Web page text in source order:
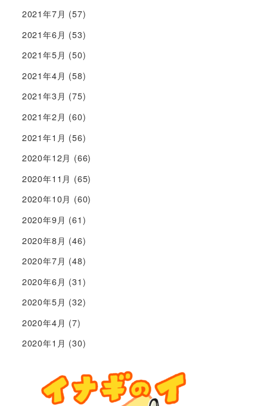
2021年7月 (57)
2021年6月 (53)
2021年5月 (50)
2021年4月 (58)
2021年3月 (75)
2021年2月 (60)
2021年1月 (56)
2020年12月 (66)
2020年11月 (65)
2020年10月 (60)
2020年9月 (61)
2020年8月 (46)
2020年7月 (48)
2020年6月 (31)
2020年5月 (32)
2020年4月 (7)
2020年1月 (30)